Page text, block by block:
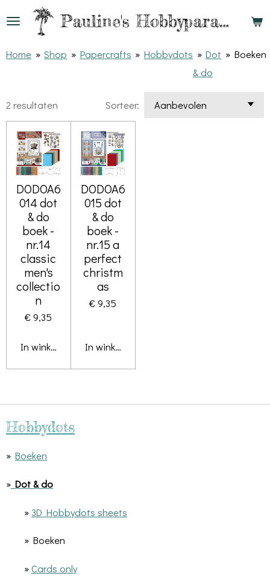
Ga
naar
Pauline'sHobbyparadijs
Home » Shop » Papercrafts » Hobbydots » Dot
& do
» Boeken
2 resultaten Sorteer:
DODOA6
014 dot
& do
boek -
nr.14
classic
men's
collectio
n
€ 9,35
In winkelwagen
DODOA6
015 dot
& do
boek -
nr.15 a
perfect
christm
as
€ 9,35
In winkelwagen
Hobbydots
» Boeken
» Dot & do
» 3D Hobbydots sheets
» Boeken
»Cards only